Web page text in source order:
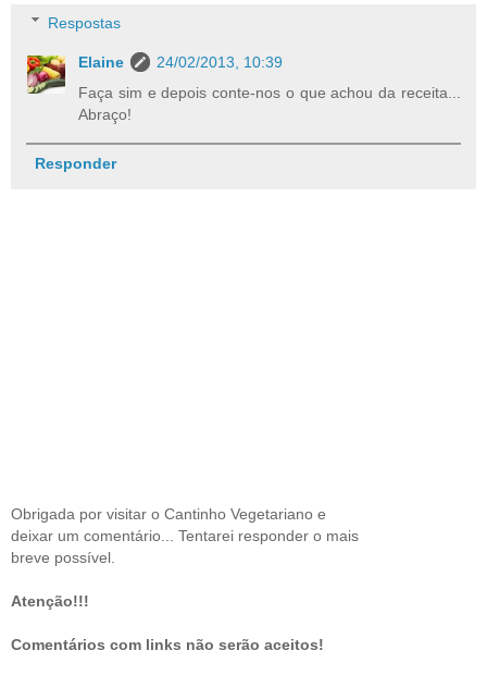
Respostas
Elaine
24/02/2013, 10:39
Faça sim e depois conte-nos o que achou da receita...
Abraço!
Responder
Obrigada por visitar o Cantinho Vegetariano e
deixar um comentário... Tentarei responder o mais
breve possível.
Atenção!!!
Comentários com links não serão aceitos!